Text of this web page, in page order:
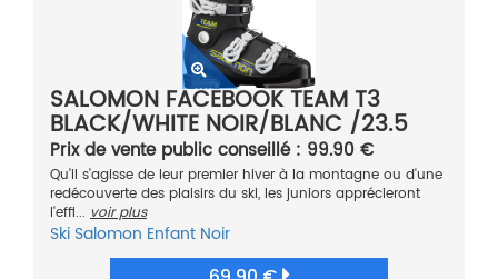
SALOMON FACEBOOK TEAM T3
BLACK/WHITE NOIR/BLANC /23.5
2021
Prix de vente public conseillé : 99.90 €
Qu'il s'agisse de leur premier hiver à la montagne ou d'une
redécouverte des plaisirs du ski, les juniors apprécieront
l'effi... voir plus
Ski Salomon Enfant Noir